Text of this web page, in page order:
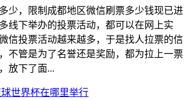
少，限制成都地区微信刷票多少钱现已进
线下举办的投票活动，都可以在网上实
信投票活动越来越多，于是找人拉票的信
不管是为了名誉还是奖励，都为拉上一票
放下了面...
世界杯在哪里举行